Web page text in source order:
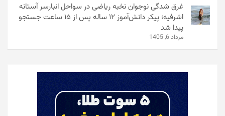
غرق شدگی نوجوان نخبه ریاضی در سواحل انبارسر آستانه
اشرفیه؛ پیکر دانش‌آموز ۱۲ ساله پس از ۱۵ ساعت جستجو
پیدا شد
مرداد 6, 1405